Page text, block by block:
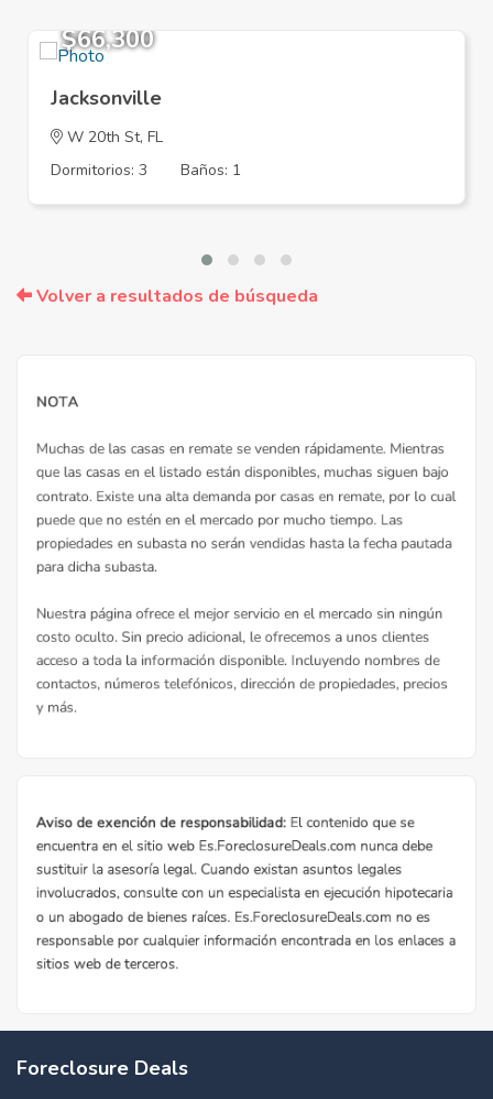
$66,300
Jacksonville
W 20th St, FL
Dormitorios: 3
Baños: 1
Volver a resultados de búsqueda
Foreclosure Deals